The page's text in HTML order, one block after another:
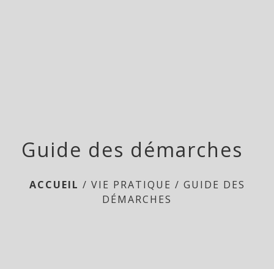
Guide des démarches
ACCUEIL / VIE PRATIQUE / GUIDE DES
DÉMARCHES